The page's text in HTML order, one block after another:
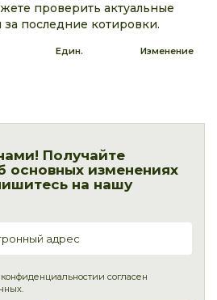
проверить актуальные
последние котировки.
Един. Изменение
Получайте
основных изменениях
на нашу
и согласен